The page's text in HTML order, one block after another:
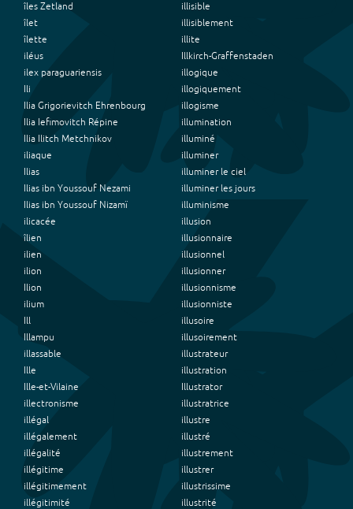
îles Zetland
îlet
îlette
iléus
ilex paraguariensis
Ili
Ilia Grigorievitch Ehrenbourg
Ilia Iefimovitch Répine
Ilia Ilitch Metchnikov
iliaque
Ilias
Ilias ibn Youssouf Nezami
Ilias ibn Youssouf Nizamï
ilicacée
îlien
ilien
ilion
Ilion
ilium
Ill
Illampu
illassable
Ille
Ille-et-Vilaine
illectronisme
illégal
illégalement
illégalité
illégitime
illégitimement
illégitimité
illisible
illisiblement
illite
Illkirch-Graffenstaden
illogique
illogiquement
illogisme
illumination
illuminé
illuminer
illuminer le ciel
illuminer les jours
illuminisme
illusion
illusionnaire
illusionnel
illusionner
illusionnisme
illusionniste
illusoire
illusoirement
illustrateur
illustration
Illustrator
illustratrice
illustre
illustré
illustrement
illustrer
illustrissime
illustrité